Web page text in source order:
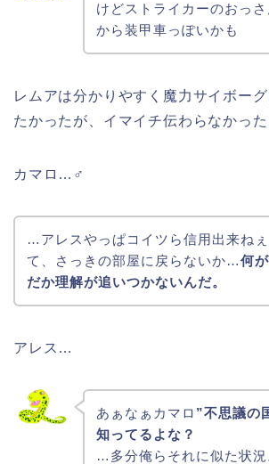
けどストライカーのおっ
から装甲車っぽいかも
レムアは分かりやすく魔力サイボー
たかったが、イマイチ伝わらなかっ
カマロ…♂
…アレスやっぱコイツら信用出来ねぇ
て、さっきの部屋に戻らないか…何
だか理解が追いつかないんだ。
アレス…
あぁなぁカマロ ”不思議の
知ってるよな？
…多分俺らそれに似た状